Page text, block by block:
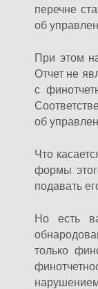
перечне
об
При этом
Отчет не
с
об
Что
формы
подавать
Но есть
только